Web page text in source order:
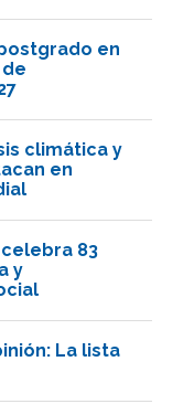
en
climática y
en
celebra 83
y
La lista